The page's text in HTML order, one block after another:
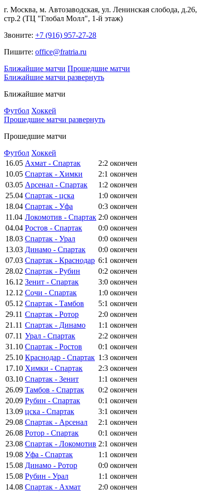
г. Москва, м. Автозаводская, ул. Ленинская слобода, д.26,
стр.2 (ТЦ "Глобал Молл", 1-й этаж)
Звоните: +7 (916) 957-27-28
Пишите: office@fratria.ru
Ближайшие матчи Прошедшие матчи
Ближайшие матчи развернуть
Ближайшие матчи
Футбол Хоккей
Прошедшие матчи развернуть
Прошедшие матчи
Футбол Хоккей
16.05 Ахмат - Спартак 2:2 окончен
10.05 Спартак - Химки 2:1 окончен
03.05 Арсенал - Спартак 1:2 окончен
25.04 Спартак - цска 1:0 окончен
18.04 Спартак - Уфа 0:3 окончен
11.04 Локомотив - Спартак 2:0 окончен
04.04 Ростов - Спартак 0:0 окончен
18.03 Спартак - Урал 0:0 окончен
13.03 Динамо - Спартак 0:0 окончен
07.03 Спартак - Краснодар 6:1 окончен
28.02 Спартак - Рубин 0:2 окончен
16.12 Зенит - Спартак 3:0 окончен
12.12 Сочи - Спартак 1:0 окончен
05.12 Спартак - Тамбов 5:1 окончен
29.11 Спартак - Ротор 2:0 окончен
21.11 Спартак - Динамо 1:1 окончен
07.11 Урал - Спартак 2:2 окончен
31.10 Спартак - Ростов 0:1 окончен
25.10 Краснодар - Спартак 1:3 окончен
17.10 Химки - Спартак 2:3 окончен
03.10 Спартак - Зенит 1:1 окончен
26.09 Тамбов - Спартак 0:2 окончен
20.09 Рубин - Спартак 0:1 окончен
13.09 цска - Спартак 3:1 окончен
29.08 Спартак - Арсенал 2:1 окончен
26.08 Ротор - Спартак 0:1 окончен
23.08 Спартак - Локомотив 2:1 окончен
19.08 Уфа - Спартак 1:1 окончен
15.08 Динамо - Ротор 0:0 окончен
15.08 Рубин - Урал 1:1 окончен
14.08 Спартак - Ахмат 2:0 окончен